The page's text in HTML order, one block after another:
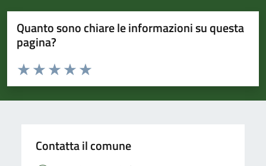
Quanto sono chiare le informazioni su questa
pagina?
Valuta da 1 a 5 stelle la pagina
Valuta 5 stelle su 5
Valuta 4 stelle su 5
Valuta 3 stelle su 5
Valuta 2 stelle su 5
Valuta 1 stelle su 5
Contatta il comune